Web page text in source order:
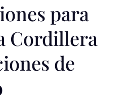
para
Cordillera
de